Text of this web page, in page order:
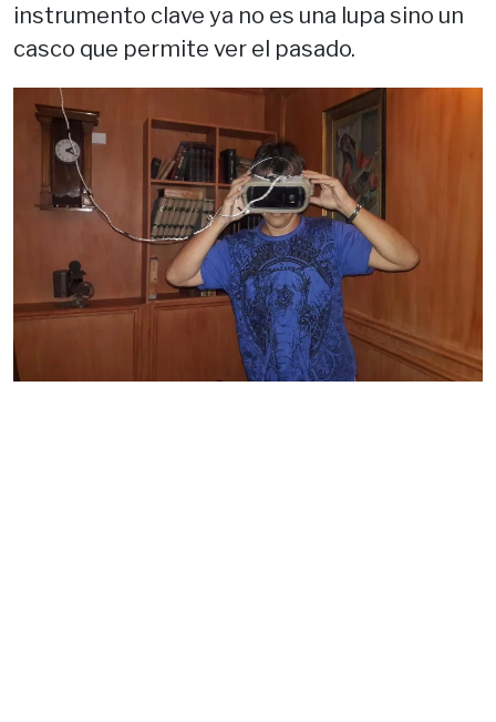
instrumento clave ya no es una lupa sino un
casco que permite ver el pasado.